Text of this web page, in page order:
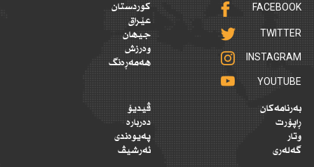
FACEBOOK
TWITTER
INSTAGRAM
YOUTUBE
کوردستان
عێراق
جیهان
وەرزش
هەمەڕەنگ
بەرنامەکان
ڕاپۆرت
وتار
گەلەری
ڤیدیۆ
دەربارە
پەیوەندی
ئەرشیڤ